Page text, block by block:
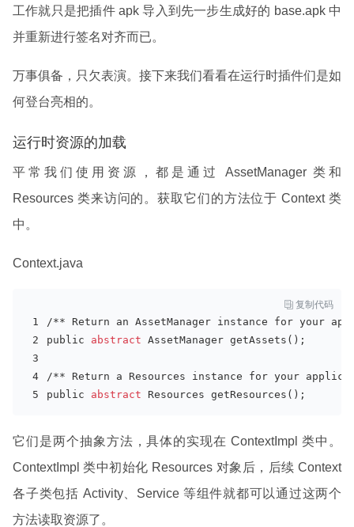
工作就只是把插件 apk 导入到先一步生成好的 base.apk 中
并重新进行签名对齐而已。
万事俱备，只欠表演。接下来我们看看在运行时插件们是如
何登台亮相的。
运行时资源的加载
平常我们使用资源，都是通过 AssetManager 类和
Resources 类来访问的。获取它们的方法位于 Context 类
中。
Context.java
 复制代码
/** Return an AssetManager instance for your
public abstract AssetManager getAssets();
/** Return a Resources instance for your
public abstract Resources getResources();
它们是两个抽象方法，具体的实现在 ContextImpl 类中。
ContextImpl 类中初始化 Resources 对象后，后续 Context
各子类包括 Activity、Service 等组件就都可以通过这两个
方法读取资源了。